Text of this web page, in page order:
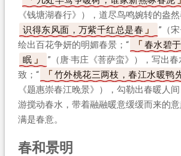
《钱塘湖春行》），道尽鸟鸣婉转的盎
识得东风面，万紫千红总是春
”（
绘出百花争妍的明媚春景；“
春水碧
眠
”（唐·韦庄《菩萨蛮》），写出
致；“
竹外桃花三两枝，春江水暖鸭
《题惠崇春江晚景》），勾勒出春暖人
游搅动春水，带着融融暖意缓缓而来的意
满是春意。
春和景明